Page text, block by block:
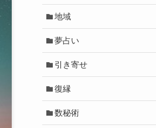
地域
夢占い
引き寄せ
復縁
数秘術